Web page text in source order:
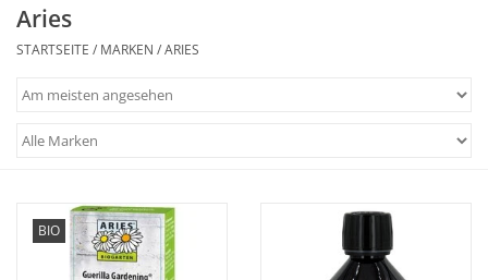
Kräuter
Für Kinder
Aries
STARTSEITE / MARKEN /ARIES
BIO